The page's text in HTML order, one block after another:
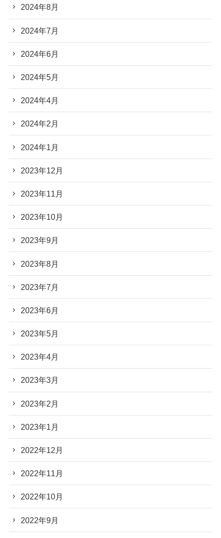
2024年8月
2024年7月
2024年6月
2024年5月
2024年4月
2024年2月
2024年1月
2023年12月
2023年11月
2023年10月
2023年9月
2023年8月
2023年7月
2023年6月
2023年5月
2023年4月
2023年3月
2023年2月
2023年1月
2022年12月
2022年11月
2022年10月
2022年9月